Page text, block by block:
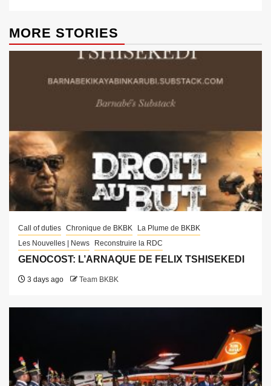
MORE STORIES
Call of duties Chronique de BKBK
La Plume de BKBK
Les Nouvelles | News
Reconstruire la RDC
GENOCOST: L’ARNAQUE DE FELIX TSHISEKEDI
3 days ago Team BKBK